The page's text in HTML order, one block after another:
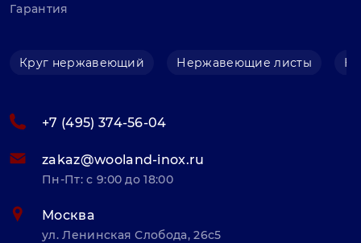
Гарантия
Круг нержавеющий Нержавеющие листы
+7 (495) 374-56-04
zakaz@wooland-inox.ru
Пн-Пт: с 9:00 до 18:00
Москва
ул. Ленинская Слобода, 26с5